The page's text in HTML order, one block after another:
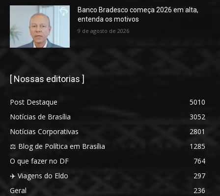
Banco Bradesco começa 2026 em alta,
entenda os motivos
9 de agosto de 2026
[ Nossas editorias ]
Post Destaque
5010
Notícias de Brasília
3052
Notícias Corporativas
2801
⚖️ Blog de Política em Brasília
1285
O que fazer no DF
764
✈️ Viagens do Eldo
297
Geral
236